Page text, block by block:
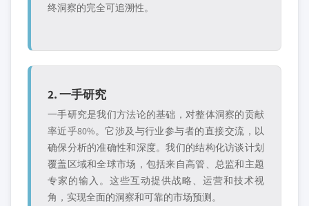
终洞察的完全可追溯性。
2. 一手研究
一手研究是我们方法论的基础，对整体洞察的贡献
率近乎80%。它涉及与行业参与者的直接交流，以
确保分析的准确性和深度。我们的结构化访谈计划
覆盖区域和全球市场，包括来自高管、总监和主题
专家的输入。这些互动提供战略、运营和技术视
角，实现全面的洞察和可靠的市场预测。